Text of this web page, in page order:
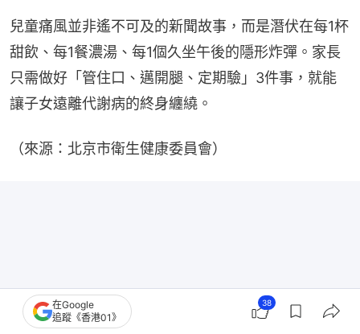
兒童痛風並非遙不可及的新聞故事，而是潛伏在每1杯
甜飲、每1餐濃湯、每1個久坐午後的隱形炸彈。家長
只需做好「管住口、邁開腿、定期驗」3件事，就能
讓子女遠離代謝病的終身纏繞。
（來源：北京市衛生健康委員會）
在Google
追蹤《香港01》
38